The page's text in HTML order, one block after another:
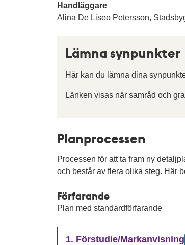
Handläggare
Alina De Liseo Petersson,
Lämna synpunkter
Här kan du lämna dina
Länken visas när samråd och
Planprocessen
Processen för att ta fram ny
och består av flera olika steg. Här
Förfarande
Plan med standardförfarande
1. Förstudie/Markanvisning